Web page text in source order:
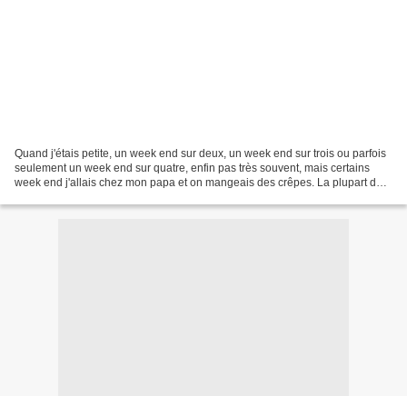
Quand j'étais petite, un week end sur deux, un week end sur trois ou parfois
seulement un week end sur quatre, enfin pas très souvent, mais certains
week end j'allais chez mon papa et on mangeais des crêpes. La plupart du